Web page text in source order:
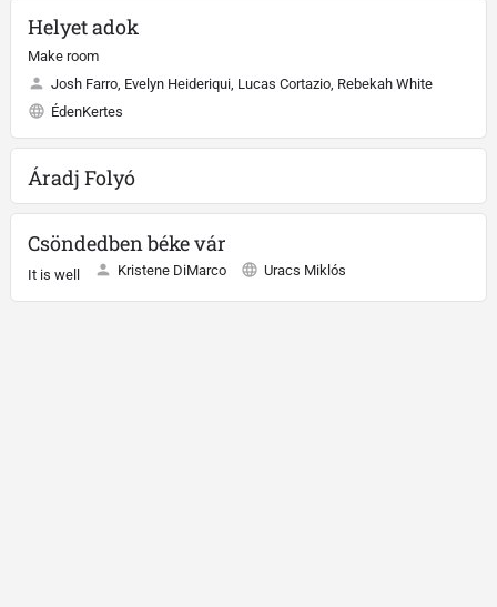
Helyet adok
Make room
Josh Farro, Evelyn Heideriqui, Lucas Cortazio, Rebekah White
ÉdenKertes
Áradj Folyó
Csöndedben béke vár
It is well Kristene DiMarco Uracs Miklós